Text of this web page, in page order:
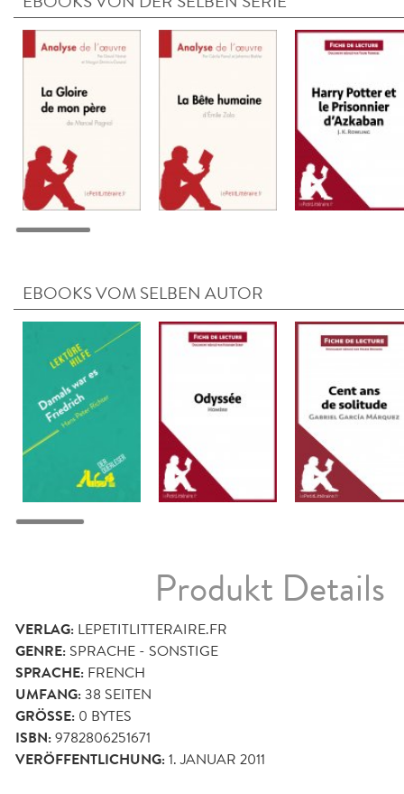
EBOOKS VOM SELBEN AUTOR
Produkt Details
VERLAG: LEPETITLITTERAIRE.FR
GENRE: SPRACHE - SONSTIGE
SPRACHE: FRENCH
UMFANG:38 SEITEN
GRÖSSE: 0 BYTES
ISBN:9782806251671
VERÖFFENTLICHUNG:1. JANUAR 2011